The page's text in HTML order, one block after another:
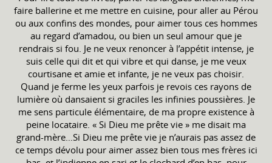
faire ballerine et me mettre en cuisine, pour aller au Pérou
ou aux confins des mondes, pour aimer tous ces hommes
au regard d’amadou, ou bien un seul amour que je
rendrais si fou. Je ne veux renoncer à l’appétit intense, je
suis celle qui dit et qui vibre et qui danse, je me veux
courtisane et amie et infante, je ne veux pas choisir.
Quand je ferme les yeux parfois je revois ces rayons de
lumière où dansaient si graciles les infinies poussières. Je
me sens particule élémentaire, de ma propre existence à
peine locataire. « Si Dieu me prête vie » me disait ma
grand-mère…Si Dieu me prête vie je n’aurais pas assez de
ce temps dévolu pour aimer assez bien tous mes frères ici